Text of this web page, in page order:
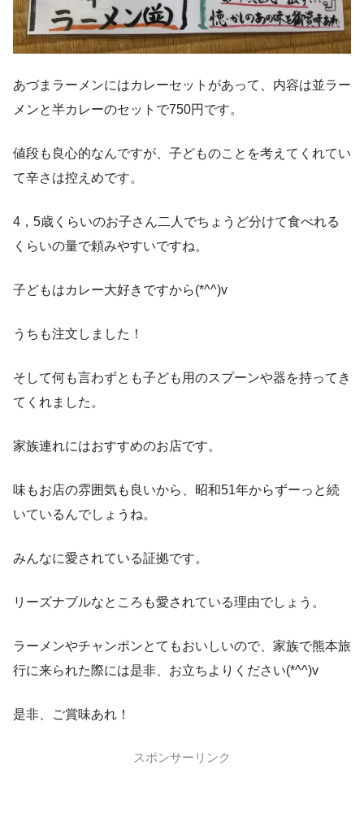
あづまラーメンにはカレーセットがあって、内容は並ラー
メンと半カレーのセットで750円です。
値段も良心的なんですが、子どものことを考えてくれてい
て辛さは控えめです。
4，5歳くらいのお子さん二人でちょうど分けて食べれる
くらいの量で頼みやすいですね。
子どもはカレー大好きですから(*^^)v
うちも注文しました！
そして何も言わずとも子ども用のスプーンや器を持ってき
てくれました。
家族連れにはおすすめのお店です。
味もお店の雰囲気も良いから、昭和51年からずーっと続
いているんでしょうね。
みんなに愛されている証拠です。
リーズナブルなところも愛されている理由でしょう。
ラーメンやチャンポンとてもおいしいので、家族で熊本旅
行に来られた際には是非、お立ちよりください(*^^)v
是非、ご賞味あれ！
スポンサーリンク